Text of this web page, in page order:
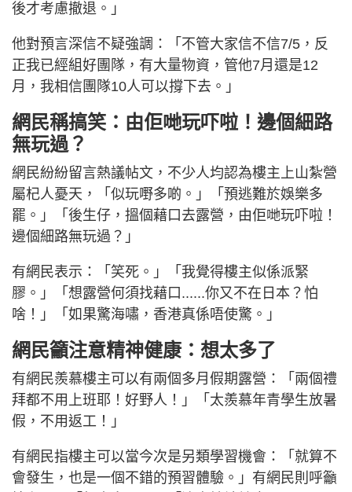
後才考慮撤退。」
他對預言深信不疑強調：「不管大家信不信7/5，反
正我已經組好團隊，有大量物資，管他7月還是12
月，我相信團隊10人可以撐下去。」
網民稱搞笑：由佢哋玩吓啦！邊個細路
無玩過？
網民紛紛留言熱議帖文，不少人均認為樓主上山紮營
屬杞人憂天，「似玩嘢多啲。」「預逃難於娛樂多
罷。」「後生仔，搵個藉口去露營，由佢哋玩吓啦！
邊個細路無玩過？」
有網民表示：「笑死。」「我覺得樓主似係派緊
膠。」「想露營何須找藉口......你又不在日本？怕
啥！」「如果驚海嘯，香港真係唔使驚。」
網民籲注意精神健康：想太多了
有網民羨慕樓主可以有兩個多月假期露營：「兩個禮
拜都不用上班耶！好野人！」「太羨慕年青學生放暑
假，不用返工！」
有網民指樓主可以當今次是另類學習機會：「就算不
會發生，也是一個不錯的預習體驗。」有網民則呼籲